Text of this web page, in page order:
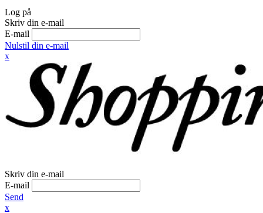
Log på
Skriv din e-mail
E-mail
Nulstil din e-mail
x
Skriv din e-mail
E-mail
Send
x